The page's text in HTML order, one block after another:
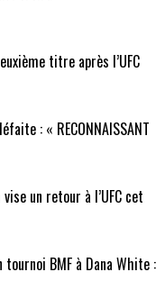
titre après l’UFC
: « RECONNAISSANT
un retour à l’UFC cet
BMF à Dana White :